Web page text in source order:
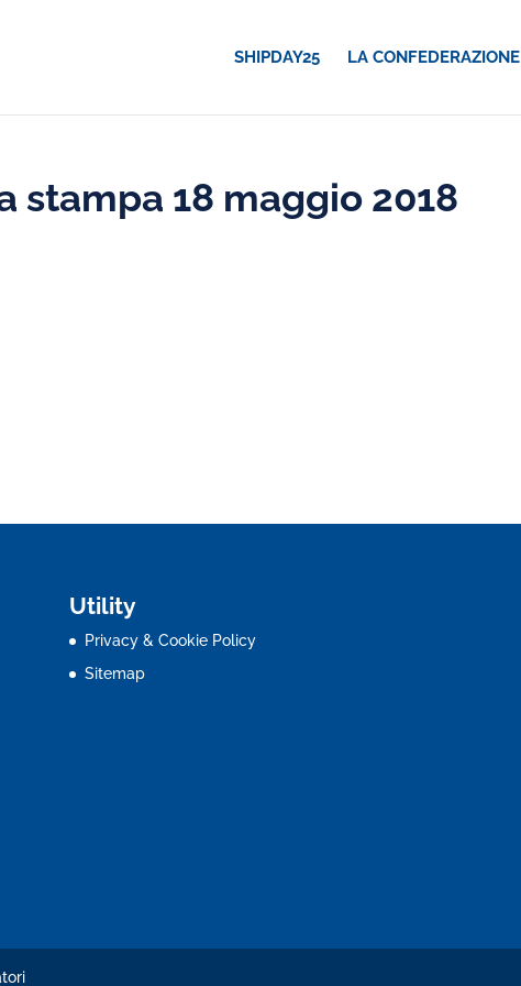
SHIPDAY25 LA CONFEDERAZIONE
stampa 18 maggio 2018
Utility
Privacy & Cookie Policy
Sitemap